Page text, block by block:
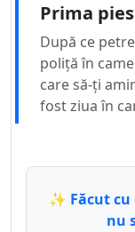
Prima
După ce
poliță în
care să-ți
fost ziua în
✨ Făcut
nu